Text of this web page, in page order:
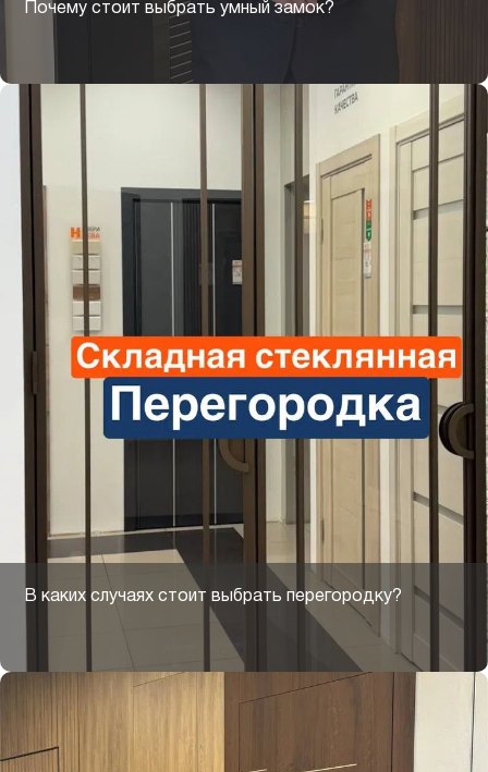
Почему стоит выбрать умный замок?
В каких случаях стоит выбрать перегородку?